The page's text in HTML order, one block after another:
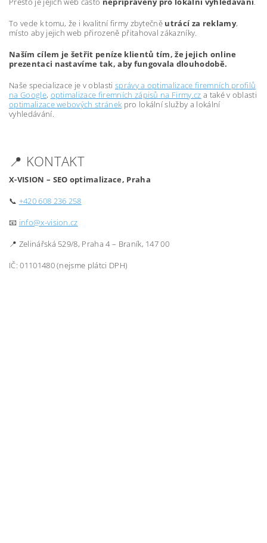
To vede k tomu, že i kvalitní firmy zbytečně utrácí za reklamy,
místo aby jejich web přirozeně přitahoval zákazníky.
Naším cílem je šetřit peníze klientů tím, že jejich online
prezentaci nastavíme tak, aby fungovala dlouhodobě.
Naše specializace je v oblasti správy a optimalizace firemních profilů
na Google, optimalizace firemních zápisů na Firmy.cz a také v oblasti
optimalizace webových stránek pro lokální služby a lokální
vyhledávání.
📍 KONTAKT
X-VISION – SEO optimalizace, Praha
📞 +420 608 236 258
📧 info@x-vision.cz
📍 Zelinářská 529/8, Praha 4 – Braník, 147 00
IČ: 01101480 (nejsme plátci DPH)